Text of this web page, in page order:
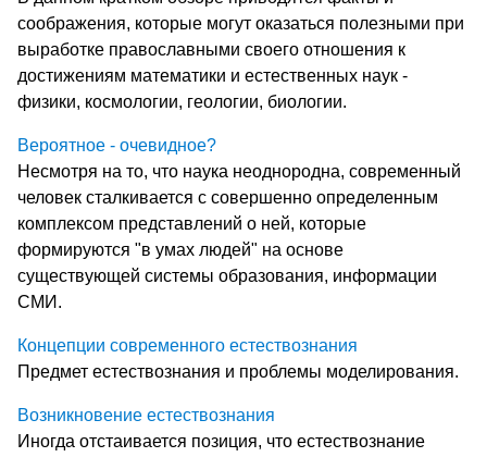
соображения, которые могут оказаться полезными при
выработке православными своего отношения к
достижениям математики и естественных наук -
физики, космологии, геологии, биологии.
Вероятное - очевидное?
Несмотря на то, что наука неоднородна, современный
человек сталкивается с совершенно определенным
комплексом представлений о ней, которые
формируются "в умах людей" на основе
существующей системы образования, информации
СМИ.
Концепции современного естествознания
Предмет естествознания и проблемы моделирования.
Возникновение естествознания
Иногда отстаивается позиция, что естествознание